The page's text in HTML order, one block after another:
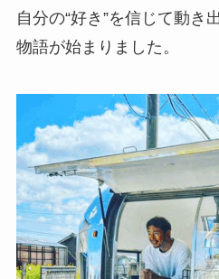
自分の“好き”を信じて動き
物語が始まりました。